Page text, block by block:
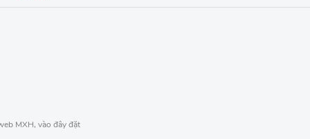
MXH, vào đây đặt